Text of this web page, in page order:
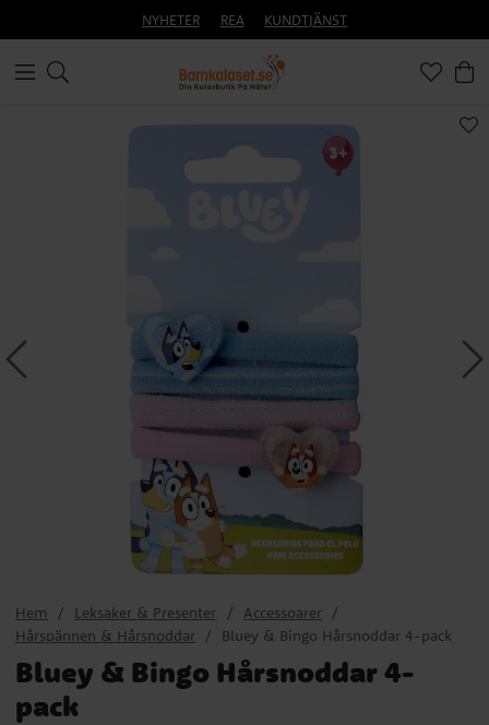
NYHETER REA KUNDTJÄNST
Hem Leksaker & Presenter
Accessoarer
Hårspännen & Hårsnoddar
Bluey & Bingo Hårsnoddar 4-pack
Bluey & Bingo Hårsnoddar 4-
pack